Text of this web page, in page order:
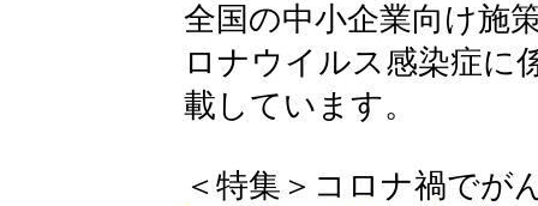
全国の中小企業向け施
ロナウイルス感染症に
載しています。
＜特集＞コロナ禍でが